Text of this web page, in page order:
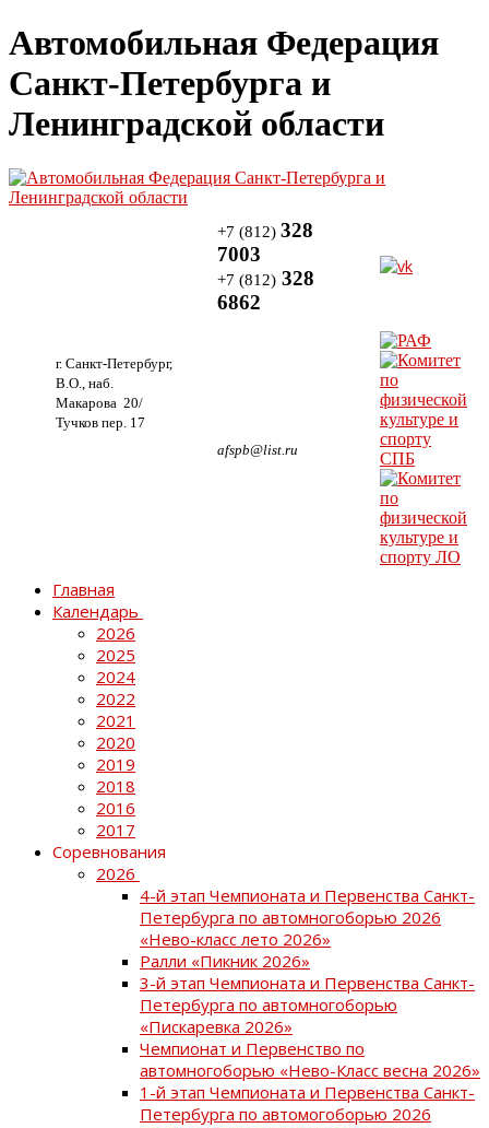
Автомобильная Федерация
Санкт-Петербурга и
Ленинградской области
г. Санкт-Петербург,
В.О., наб.
Макарова 20/
Тучков пер. 17
+7 (812) 328
7003
+7 (812) 328
6862
afspb@list.ru
Главная
Календарь
2026
2025
2024
2022
2021
2020
2019
2018
2016
2017
Соревнования
2026
4-й этап Чемпионата и Первенства Санкт-
Петербурга по автомногоборью 2026
«Нево-класс лето 2026»
Ралли «Пикник 2026»
3-й этап Чемпионата и Первенства Санкт-
Петербурга по автомногоборью
«Пискаревка 2026»
Чемпионат и Первенство по
автомногоборью «Нево-Класс весна 2026»
1-й этап Чемпионата и Первенства Санкт-
Петербурга по автомогоборью 2026